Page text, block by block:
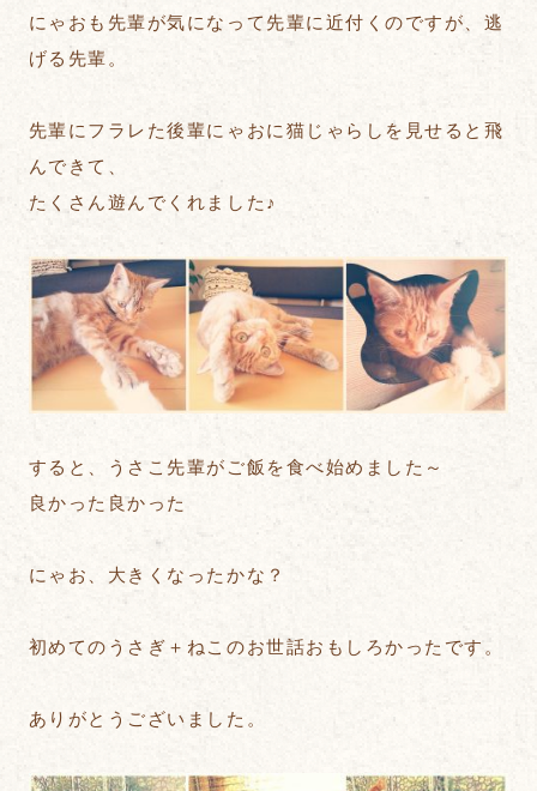
にゃおも先輩が気になって先輩に近付くのですが、逃
げる先輩。
先輩にフラレた後輩にゃおに猫じゃらしを見せると飛
んできて、
たくさん遊んでくれました♪
すると、うさこ先輩がご飯を食べ始めました～
良かった良かった
にゃお、大きくなったかな？
初めてのうさぎ＋ねこのお世話おもしろかったです。
ありがとうございました。